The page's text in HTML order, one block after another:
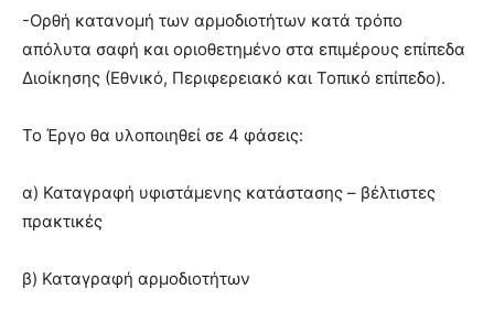
-Ορθή κατανομή των αρμοδιοτήτων κατά τρόπο
απόλυτα σαφή και οριοθετημένο στα επιμέρους επίπεδα
Διοίκησης (Εθνικό, Περιφερειακό και Τοπικό επίπεδο).
Το Έργο θα υλοποιηθεί σε 4 φάσεις:
α) Καταγραφή υφιστάμενης κατάστασης – βέλτιστες
πρακτικές
β) Καταγραφή αρμοδιοτήτων